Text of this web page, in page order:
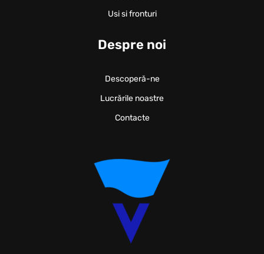
Usi si fronturi
Despre noi
Descoperă-ne
Lucrările noastre
Contacte